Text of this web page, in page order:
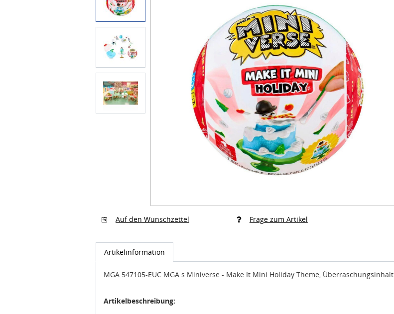
Auf den Wunschzettel Frage zum Artikel
Artikelinformation
MGA 547105-EUC MGA s Miniverse - Make It Mini Holiday Theme, Überraschungsinhalt
Artikelbeschreibung: